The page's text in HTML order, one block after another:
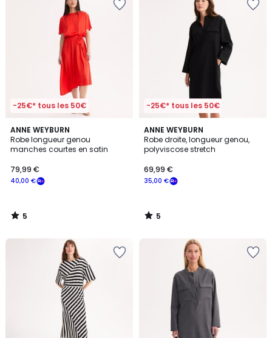
-25€* tous les 50€
ANNE WEYBURN
Robe longueur genou
manches courtes en satin
40,00 €
79,99 €
5
/
5
5
/
-25€* tous les 50€
ANNE WEYBURN
Robe droite, longueur genou,
polyviscose stretch
35,00 €
69,99 €
5
/
5
5
/